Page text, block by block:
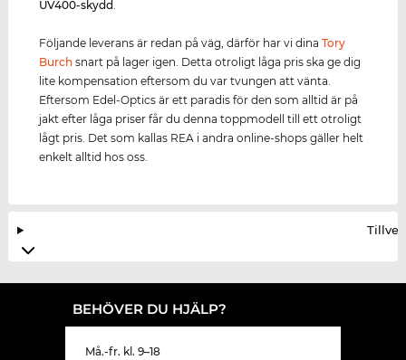
UV400-skydd.
Följande leverans är redan på väg, därför har vi dinaTory
Burch snart på lager igen. Detta otroligt låga pris ska ge dig
lite kompensation eftersom du var tvungen att vänta.
Eftersom Edel-Optics är ett paradis för den som alltid är på
jakt efter låga priser får du denna toppmodell till ett otroligt
lågt pris. Det som kallas REA i andra online-shops gäller helt
enkelt alltid hos oss.
BEHÖVER DU HJÄLP?
Må.-fr. kl. 9–18